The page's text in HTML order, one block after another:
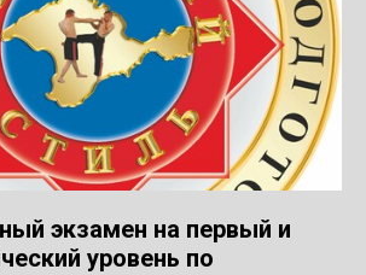
экзамен на первый и
уровень по